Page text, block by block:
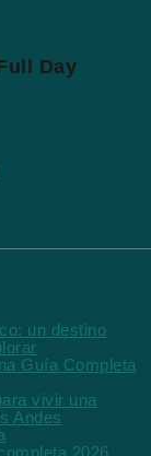
Day
un destino
Guía Completa
vivir una
Andes